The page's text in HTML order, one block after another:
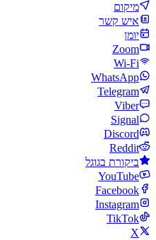
מיקום
איש קשר
יומן
Zoom
Wi‑Fi
WhatsApp
Telegram
Viber
Signal
Discord
Reddit
ביקורת בגוגל
YouTube
Facebook
Instagram
TikTok
X